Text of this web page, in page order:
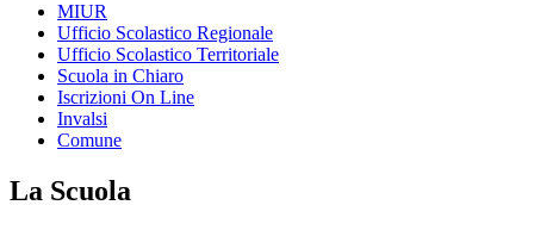
MIUR
Ufficio Scolastico Regionale
Ufficio Scolastico Territoriale
Scuola in Chiaro
Iscrizioni On Line
Invalsi
Comune
La Scuola